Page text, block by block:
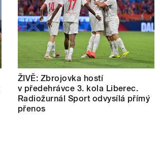
ŽIVĚ: Zbrojovka hostí
v předehrávce 3. kola Liberec.
Radiožurnál Sport odvysílá přímý
přenos